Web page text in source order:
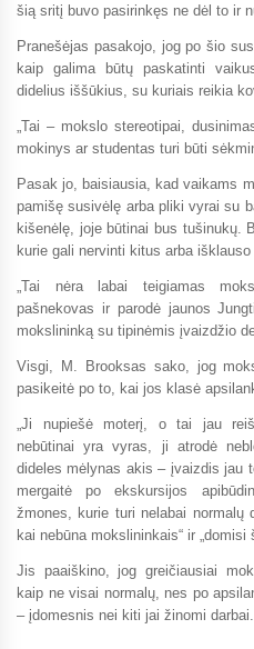
šią sritį buvo pasirinkęs ne dėl to ir
Pranešėjas pasakojo, jog po šio
kaip galima būtų paskatinti
didelius iššūkius, su kuriais reikia
„Tai – mokslo stereotipai,
mokinys ar studentas turi būti
Pasak jo, baisiausia, kad vaikams
pamišę susivėlę arba pliki vyrai su
kišenėlę, joje būtinai bus tušinukų.
kurie gali nervinti kitus arba
„Tai nėra labai teigiamas
pašnekovas ir parodė jaunos
mokslininką su tipinėmis įvaizdžio
Visgi, M. Brooksas sako, jog
pasikeitė po to, kai jos klasė
„Ji nupiešė moterį, o tai jau
nebūtinai yra vyras, ji atrodė
dideles mėlynas akis – įvaizdis jau
mergaitė po ekskursijos
žmones, kurie turi nelabai normalų
kai nebūna mokslininkais“ ir „domisi
Jis paaiškino, jog greičiausiai
kaip ne visai normalų, nes po
– įdomesnis nei kiti jai žinomi darbai.